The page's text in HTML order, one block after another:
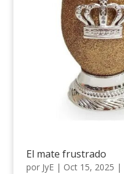
El mate frustrado
por JyE| Oct 15, 2025 |